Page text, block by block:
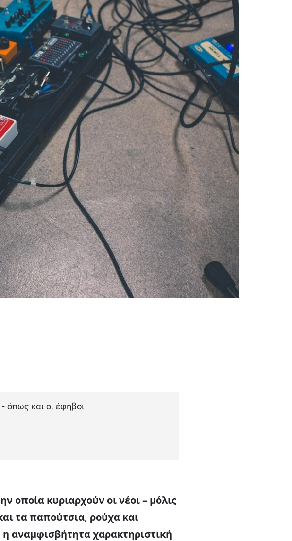
Εμπνεύσεις και τάσεις
όπως και οι έφηβοι
οποία κυριαρχούν οι νέοι – μόλις
τα παπούτσια, ρούχα και
αναμφισβήτητα χαρακτηριστική